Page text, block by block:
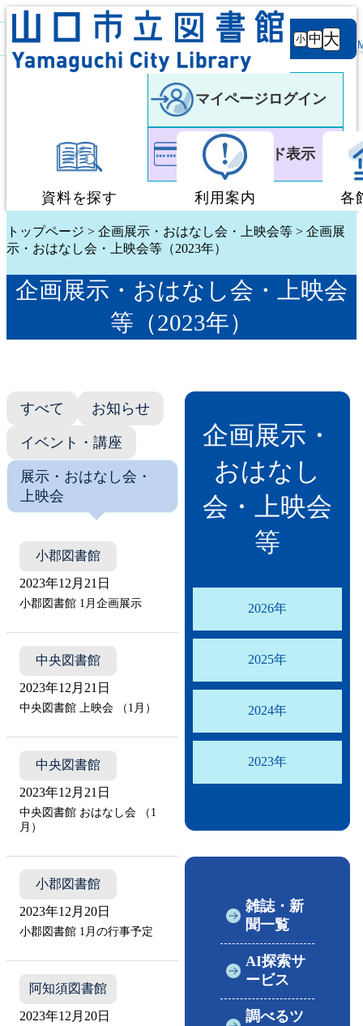
背景
白 黒
文字サ
イズ
小 中 大
マイページログイン
利用者カード表示
資料を探す
蔵書検索・予約
新着資料検索
テーマ別検索
予約ランキング
利用案内
図書館利用案内
移動図書館「ぶっく
ブックスタート体験
レファレンスサービ
好きなおはなしの
各
トップページ > 企画展示・おはなし会・上映会等 > 企画展
示・おはなし会・上映会等（2023年）
企画展示・おはなし会・上映会
等（2023年）
すべて お知らせ
イベント・講座
展示・おはなし会・
上映会
小郡図書館
2023年12月21日
小郡図書館 1月企画展示
中央図書館
2023年12月21日
中央図書館 上映会 （1月）
中央図書館
2023年12月21日
中央図書館 おはなし会 （1
月）
小郡図書館
2023年12月20日
小郡図書館 1月の行事予定
阿知須図書館
2023年12月20日
企画展示・
おはなし
会・上映会
等
2026年
2025年
2024年
2023年
雑誌・新
聞一覧
AI探索サ
ービス
調べるツ